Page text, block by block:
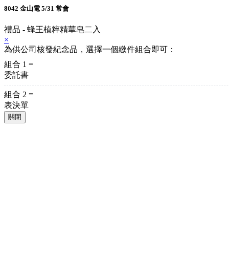
8042 金山電 5/31 常會
禮品 - 蜂王植粹精華皂二入
×
為供公司核發紀念品，選擇一個繳件組合即可：
組合 1 =
委託書
組合 2 =
表決單
關閉